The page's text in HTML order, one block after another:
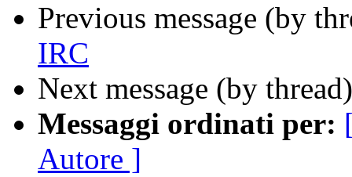
Previous message (by
IRC
Next message (by
Messaggi ordinati per:
Autore ]